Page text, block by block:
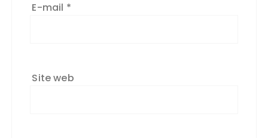
E-mail *
Site web